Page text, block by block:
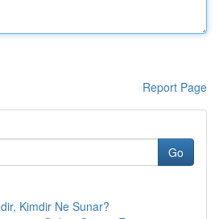
Report Page
Go
Kimdir Ne Sunar?